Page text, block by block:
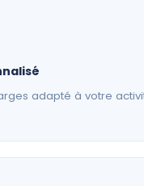
adapté à votre